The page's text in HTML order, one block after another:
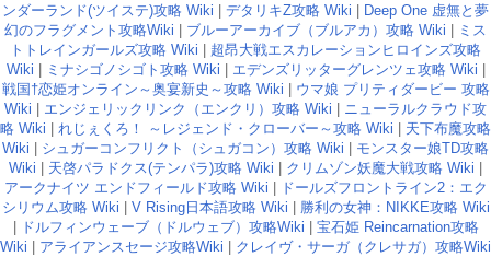
ンダーランド(ツイステ)攻略 Wiki
デタリキZ攻略 Wiki
Deep One 虚無と夢
幻のフラグメント攻略Wiki
ブルーアーカイブ（ブルアカ）攻略 Wiki
ミス
トトレインガールズ攻略 Wiki
超昂大戦エスカレーションヒロインズ攻略
Wiki
ミナシゴノシゴト攻略 Wiki エデンズリッターグレンツェ攻略 Wiki
戦国†恋姫オンライン～奥宴新史～攻略 Wiki
ウマ娘 プリティダービー 攻略
Wiki
エンジェリックリンク（エンクリ）攻略 Wiki
ニューラルクラウド攻
略 Wiki
れじぇくろ！ ～レジェンド・クローバー～攻略 Wiki
天下布魔攻略
Wiki
シュガーコンフリクト（シュガコン）攻略 Wiki
モンスター娘TD攻略
Wiki
天啓パラドクス(テンパラ)攻略 Wiki クリムゾン妖魔大戦攻略 Wiki
アークナイツ エンドフィールド攻略 Wiki
ドールズフロントライン2：エク
シリウム攻略 Wiki
V Rising日本語攻略 Wiki
勝利の女神：NIKKE攻略 Wiki
ドルフィンウェーブ（ドルウェブ）攻略Wiki
宝石姫 Reincarnation攻略
Wiki
アライアンスセージ攻略Wiki
クレイヴ・サーガ（クレサガ）攻略Wiki